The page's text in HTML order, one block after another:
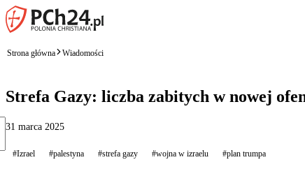
Strona główna Wiadomości
Strefa Gazy: liczba zabitych w nowej
31 marca 2025
#Izrael #palestyna #strefa gazy #wojna w izraelu #plan trumpa